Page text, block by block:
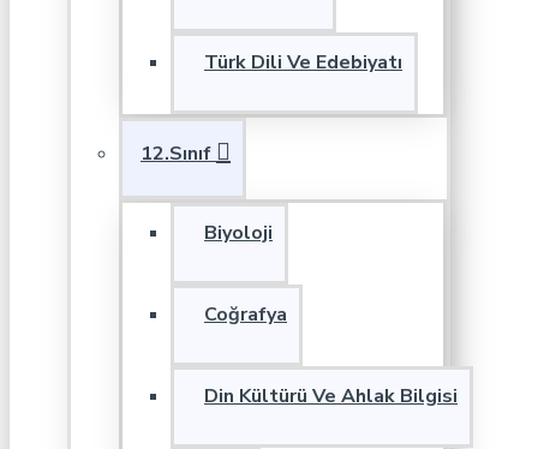
Türk Dili Ve Edebiyatı
12.Sınıf
Biyoloji
Coğrafya
Din Kültürü Ve Ahlak Bilgisi